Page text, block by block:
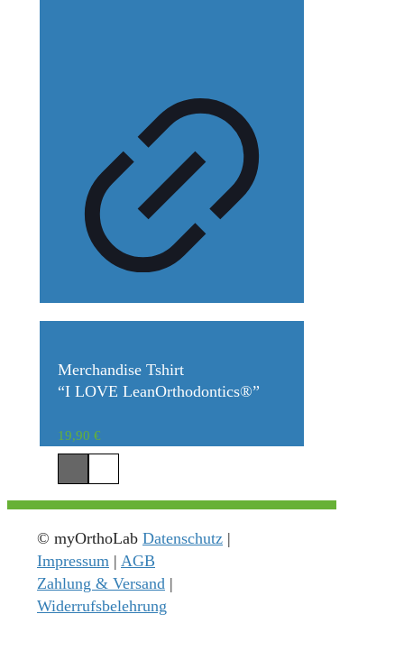
Merchandise Tshirt
“I LOVE LeanOrthodontics®”
19,90 €
© myOrthoLab Datenschutz |
Impressum | AGB
Zahlung & Versand |
Widerrufsbelehrung